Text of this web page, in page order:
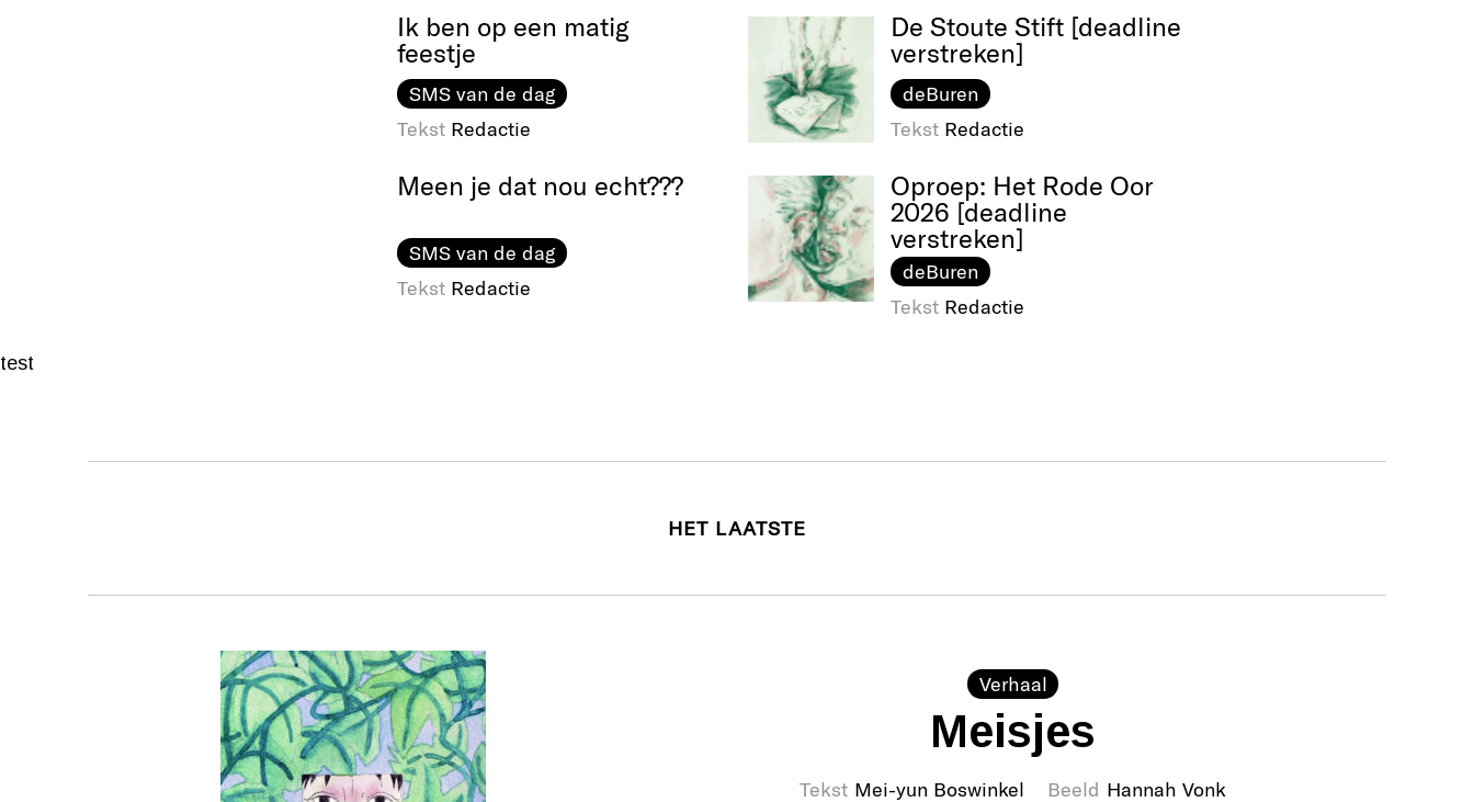
Ik ben op een matig
feestje
SMS van de dag
Tekst Redactie
Meen je dat nou echt???
SMS van de dag
Tekst Redactie
De Stoute Stift [deadline
verstreken]
deBuren
Tekst Redactie
Oproep: Het Rode Oor
2026 [deadline
verstreken]
deBuren
Tekst Redactie
test
HET LAATSTE
Verhaal
Meisjes
Tekst Mei-yun Boswinkel Beeld Hannah Vonk